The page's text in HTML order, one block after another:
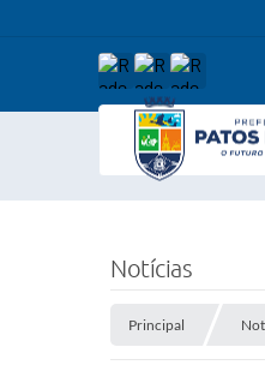
Notícias
Principal